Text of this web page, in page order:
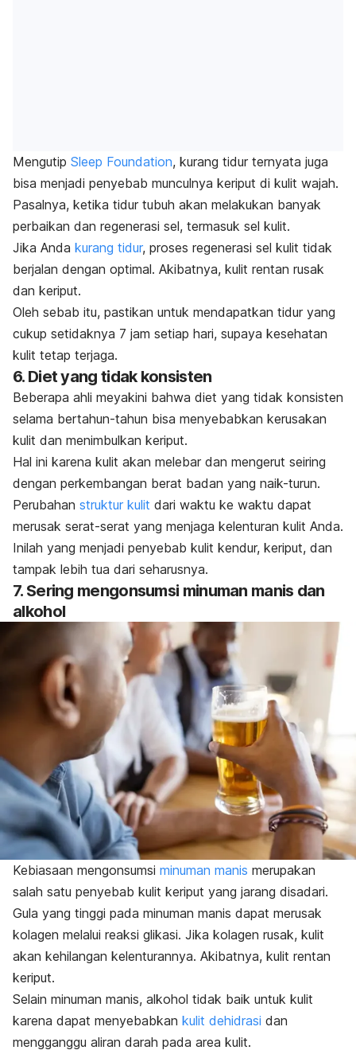
Mengutip Sleep Foundation, kurang tidur ternyata juga
bisa menjadi penyebab munculnya keriput di kulit wajah.
Pasalnya, ketika tidur tubuh akan melakukan banyak
perbaikan dan regenerasi sel, termasuk sel kulit.
Jika Anda kurang tidur, proses regenerasi sel kulit tidak
berjalan dengan optimal. Akibatnya, kulit rentan rusak
dan keriput.
Oleh sebab itu, pastikan untuk mendapatkan tidur yang
cukup setidaknya 7 jam setiap hari, supaya kesehatan
kulit tetap terjaga.
6. Diet yang tidak konsisten
Beberapa ahli meyakini bahwa diet yang tidak konsisten
selama bertahun-tahun bisa menyebabkan kerusakan
kulit dan menimbulkan keriput.
Hal ini karena kulit akan melebar dan mengerut seiring
dengan perkembangan berat badan yang naik-turun.
Perubahan struktur kulit dari waktu ke waktu dapat
merusak serat-serat yang menjaga kelenturan kulit Anda.
Inilah yang menjadi penyebab kulit kendur, keriput, dan
tampak lebih tua dari seharusnya.
7. Sering mengonsumsi minuman manis dan
alkohol
Kebiasaan mengonsumsi minuman manis merupakan
salah satu penyebab kulit keriput yang jarang disadari.
Gula yang tinggi pada minuman manis dapat merusak
kolagen melalui reaksi glikasi. Jika kolagen rusak, kulit
akan kehilangan kelenturannya. Akibatnya, kulit rentan
keriput.
Selain minuman manis, alkohol tidak baik untuk kulit
karena dapat menyebabkan kulit dehidrasi dan
mengganggu aliran darah pada area kulit.